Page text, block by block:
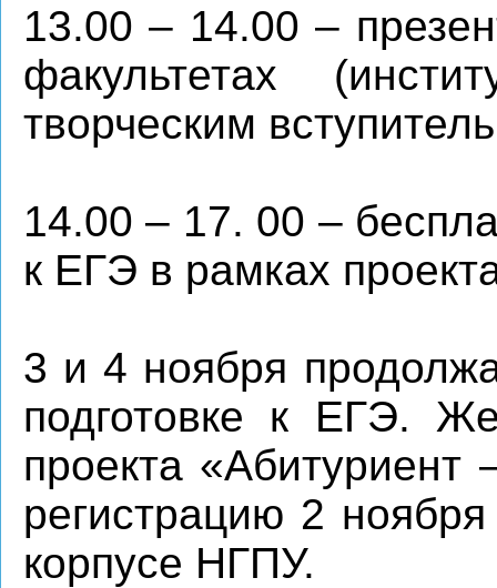
13.00 – 14.00 –
факультетах
творческим
14.00 – 17. 00 –
к ЕГЭ в рамках
3 и 4 ноября
подготовке к ЕГЭ.
проекта
регистрацию 2
корпусе НГПУ.